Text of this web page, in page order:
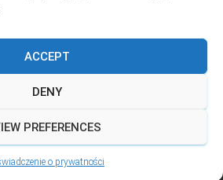
ACCEPT
DENY
PREFERENCES
o prywatności
przezThemeIsle
Ta witryna używa plików ciasteczek.
witryny, wyrażasz zgodę na ich używanie.